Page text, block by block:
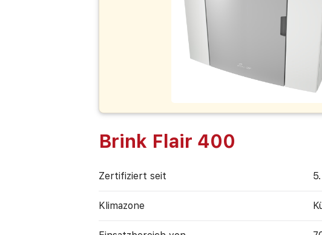
Brink Flair 400
Zertifiziert seit
Klimazone